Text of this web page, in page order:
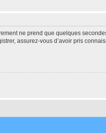
ne prend que quelques
assurez-vous d’avoir pris